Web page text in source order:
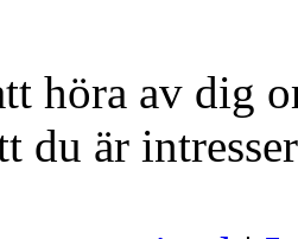
höra av dig
du är